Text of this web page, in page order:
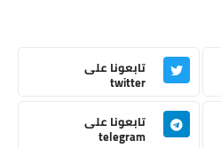
تابعونا على
twitter
تابعونا على
telegram